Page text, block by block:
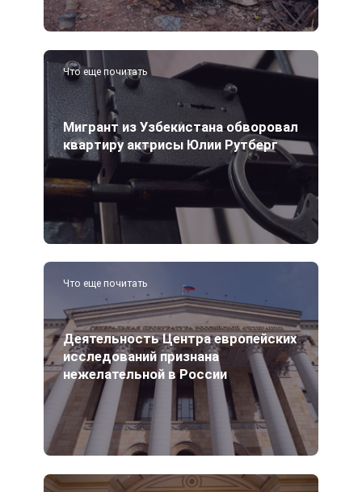
Что еще почитать
Мигрант из Узбекистана обворовал
квартиру актрисы Юлии Рутберг
Что еще почитать
Деятельность Центра европейских
исследований признана
нежелательной в России